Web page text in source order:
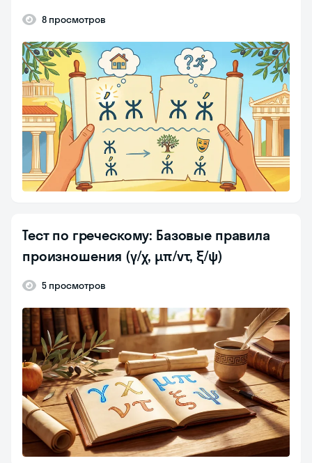
8 просмотров
Тест по греческому: Базовые правила
произношения (γ/χ, μπ/ντ, ξ/ψ)
5 просмотров